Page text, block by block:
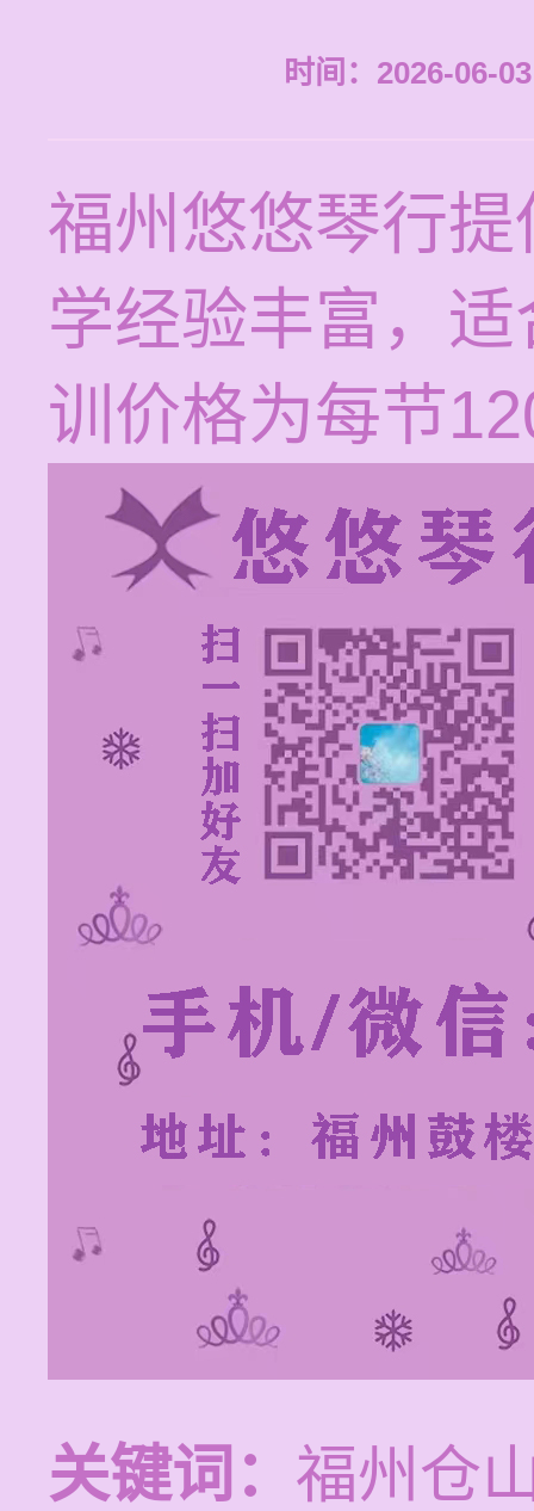
时间：2026-06-
福州悠悠琴行
学经验丰富，
训价格为每节
关键词： 福州仓